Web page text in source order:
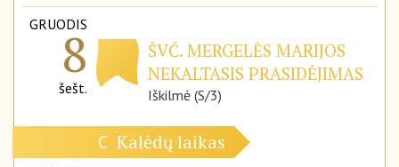
GRUODIS
8
šešt.
ŠVČ. MERGELĖS MARIJOS
NEKALTASIS PRASIDĖJIMAS
Iškilmė (S/3)
C Kalėdų laikas